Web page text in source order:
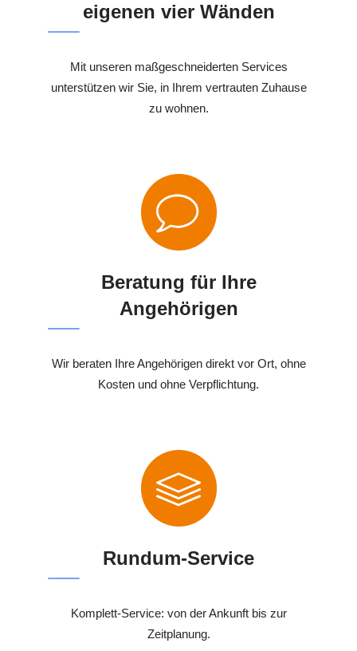
eigenen vier Wänden
Mit unseren maßgeschneiderten Services
unterstützen wir Sie, in Ihrem vertrauten Zuhause
zu wohnen.
Beratung für Ihre
Angehörigen
Wir beraten Ihre Angehörigen direkt vor Ort, ohne
Kosten und ohne Verpflichtung.
Rundum-Service
Komplett-Service: von der Ankunft bis zur
Zeitplanung.